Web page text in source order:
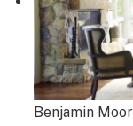
Benjamin